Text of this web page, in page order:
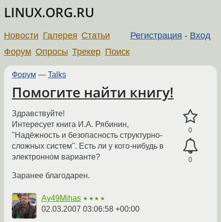
LINUX.ORG.RU
Регистрация - Вход
Новости Галерея Статьи
Форум Опросы Трекер Поиск
Форум — Talks
Помогите найти книгу!
0
0
Здравствуйте!
Интересует книга И.А. Рябинин,
"Надёжность и безопасность структурно-
сложных систем". Есть ли у кого-нибудь в
электронном варианте?
Заранее благодарен.
Ay49Mihas ★★★★
02.03.2007 03:06:58 +00:00